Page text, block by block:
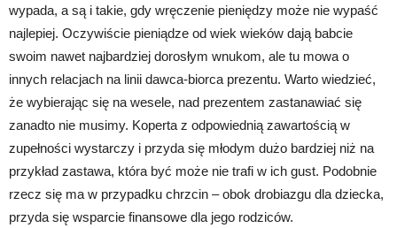
wypada, a są i takie, gdy wręczenie pieniędzy może nie wypaść
najlepiej. Oczywiście pieniądze od wiek wieków dają babcie
swoim nawet najbardziej dorosłym wnukom, ale tu mowa o
innych relacjach na linii dawca-biorca prezentu. Warto wiedzieć,
że wybierając się na wesele, nad prezentem zastanawiać się
zanadto nie musimy. Koperta z odpowiednią zawartością w
zupełności wystarczy i przyda się młodym dużo bardziej niż na
przykład zastawa, która być może nie trafi w ich gust. Podobnie
rzecz się ma w przypadku chrzcin – obok drobiazgu dla dziecka,
przyda się wsparcie finansowe dla jego rodziców.